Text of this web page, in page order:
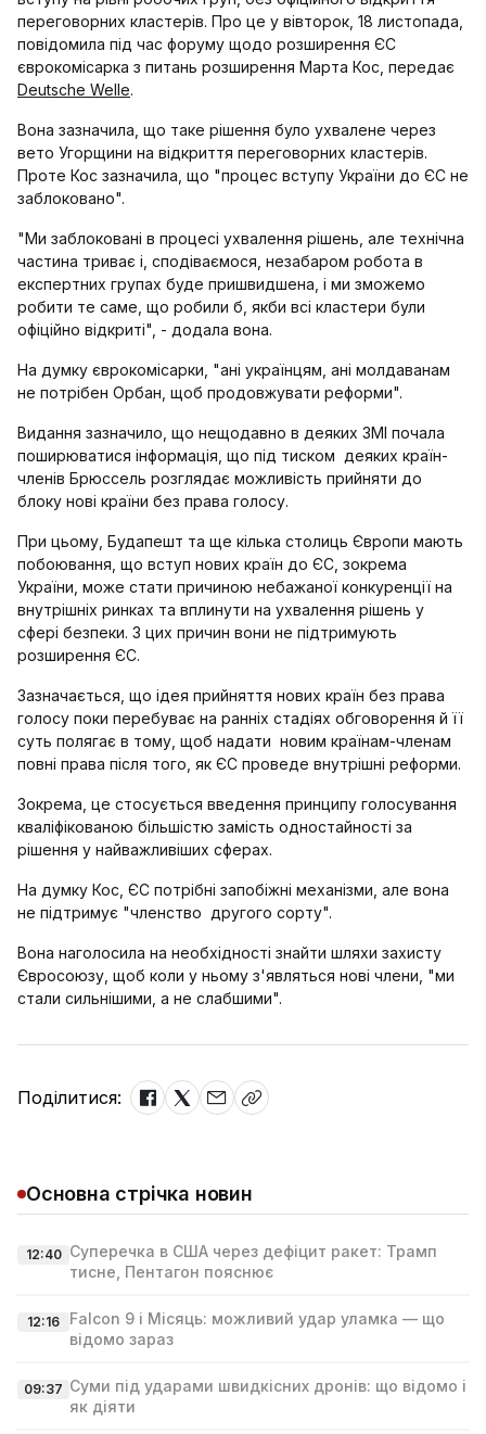
переговорних кластерів. Про це у вівторок, 18 листопада,
повідомила під час форуму щодо розширення ЄС
єврокомісарка з питань розширення Марта Кос, передає
Deutsche Welle.
Вона зазначила, що таке рішення було ухвалене через
вето Угорщини на відкриття переговорних кластерів.
Проте Кос зазначила, що "процес вступу України до ЄС не
заблоковано".
"Ми заблоковані в процесі ухвалення рішень, але технічна
частина триває і, сподіваємося, незабаром робота в
експертних групах буде пришвидшена, і ми зможемо
робити те саме, що робили б, якби всі кластери були
офіційно відкриті", - додала вона.
На думку єврокомісарки, "ані українцям, ані молдаванам
не потрібен Орбан, щоб продовжувати реформи".
Видання зазначило, що нещодавно в деяких ЗМІ почала
поширюватися інформація, що під тиском деяких країн-
членів Брюссель розглядає можливість прийняти до
блоку нові країни без права голосу.
При цьому, Будапешт та ще кілька столиць Європи мають
побоювання, що вступ нових країн до ЄС, зокрема
України, може стати причиною небажаної конкуренції на
внутрішніх ринках та вплинути на ухвалення рішень у
сфері безпеки. З цих причин вони не підтримують
розширення ЄС.
Зазначається, що ідея прийняття нових країн без права
голосу поки перебуває на ранніх стадіях обговорення й її
суть полягає в тому, щоб надати новим країнам-членам
повні права після того, як ЄС проведе внутрішні реформи.
Зокрема, це стосується введення принципу голосування
кваліфікованою більшістю замість одностайності за
рішення у найважливіших сферах.
На думку Кос, ЄС потрібні запобіжні механізми, але вона
не підтримує "членство другого сорту".
Вона наголосила на необхідності знайти шляхи захисту
Євросоюзу, щоб коли у ньому з'являться нові члени, "ми
стали сильнішими, а не слабшими".
Поділитися:
Основна стрічка новин
12:40 Суперечка в США через дефіцит ракет: Трамп
тисне, Пентагон пояснює
12:16
Falcon 9 і Місяць: можливий удар уламка — що
відомо зараз
09:37 Суми під ударами швидкісних дронів: що відомо і
як діяти